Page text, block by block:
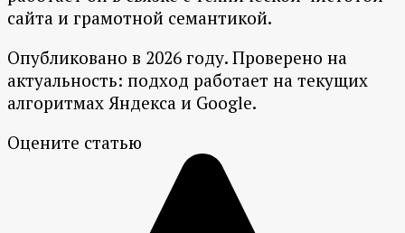
сайта и грамотной семантикой.
Опубликовано в 2026 году. Проверено на
актуальность: подход работает на текущих
алгоритмах Яндекса и Google.
Оцените статью